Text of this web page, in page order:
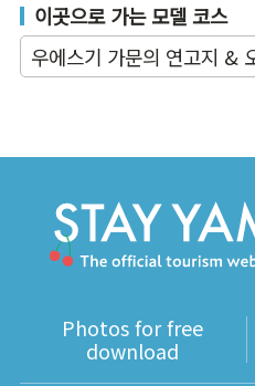
이곳으로 가는 모델 코스
우에스기 가문의 연고지 &
Photos for free
download